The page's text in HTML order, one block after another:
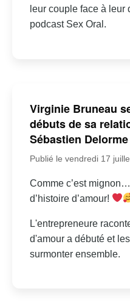
leur couple face à leur
podcast Sex Oral.
Virginie Bruneau
débuts de sa
Sébastien Delorme
Publié le vendredi 17
Comme c’est
d’histoire d’amour!
L'entrepreneure
d'amour a débuté et
surmonter ensemble.